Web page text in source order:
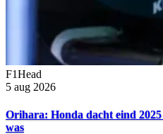
F1Head
5 aug 2026
Orihara: Honda dacht eind 2025
was